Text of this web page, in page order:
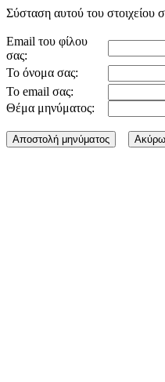
Σύσταση αυτού του στοιχείου
Email του φίλου
σας:
Το όνομα σας:
Το email σας:
Θέμα μηνύματος: